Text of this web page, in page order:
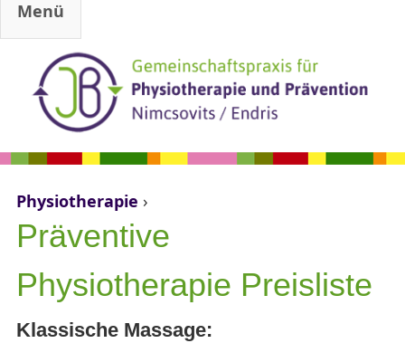
Menü
Sie sind hier
Physiotherapie ›
Präventive
Physiotherapie Preisliste
Klassische M​assage: